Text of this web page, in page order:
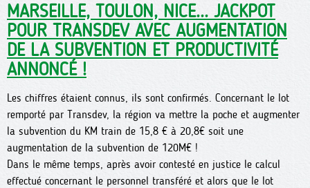
MARSEILLE, TOULON, NICE... JACKPOT
POUR TRANSDEV AVEC AUGMENTATION
DE LA SUBVENTION ET PRODUCTIVITÉ
ANNONCÉ !
Les chiffres étaient connus, ils sont confirmés. Concernant le lot
remporté par Transdev, la région va mettre la poche et augmenter
la subvention du KM train de 15,8 € à 20,8€ soit une
augmentation de la subvention de 120M€ !
Dans le même temps, après avoir contesté en justice le calcul
effectué concernant le personnel transféré et alors que le lot